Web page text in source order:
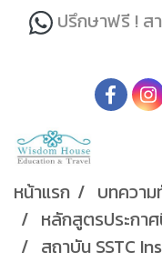
ปรึกษาฟรี !
หน้าแรก
บทควา
หลักสูตรประกา
สถาบัน SSTC